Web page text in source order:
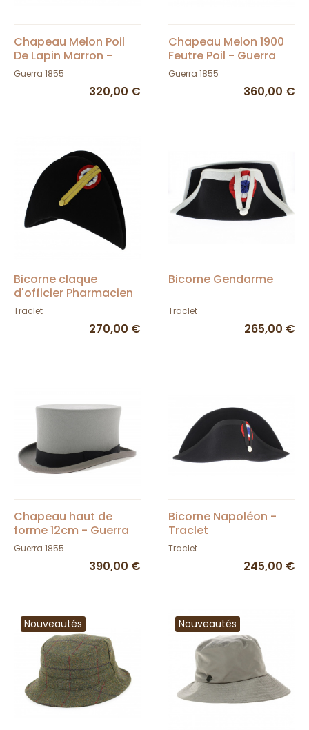
Chapeau Melon Poil
De Lapin Marron -
Guerra
Guerra 1855
320,00 €
Chapeau Melon 1900
Feutre Poil - Guerra
1855
Guerra 1855
360,00 €
Bicorne claque
d'officier Pharmacien
Traclet
270,00 €
Bicorne Gendarme
Traclet
265,00 €
Chapeau haut de
forme 12cm - Guerra
1855
Guerra 1855
390,00 €
Bicorne Napoléon -
Traclet
Traclet
245,00 €
Nouveautés Nouveautés